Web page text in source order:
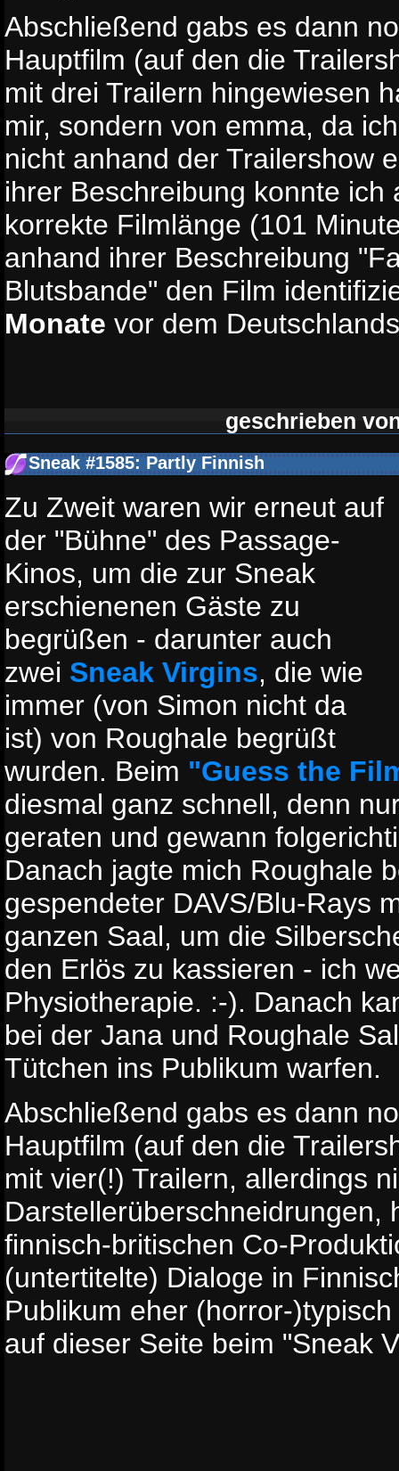
Abschließend gabs es dann
Hauptfilm (auf den die
mit drei Trailern hingewiesen
mir, sondern von emma, da
nicht anhand der Trailershow
ihrer Beschreibung konnte ich
korrekte Filmlänge (101
anhand ihrer Beschreibung
Blutsbande" den Film
Monate vor dem
geschrieben
Sneak #1585: Partly Finnish
Zu Zweit waren wir erneut auf
der "Bühne" des Passage-
Kinos, um die zur Sneak
erschienenen Gäste zu
begrüßen - darunter auch
zwei Sneak Virgins, die wie
immer (von Simon nicht da
ist) von Roughale begrüßt
wurden. Beim "Guess the
diesmal ganz schnell, denn
geraten und gewann
Danach jagte mich Roughale
gespendeter DAVS/Blu-Rays
ganzen Saal, um die
den Erlös zu kassieren - ich
Physiotherapie. :-). Danach
bei der Jana und Roughale
Tütchen ins Publikum warfen.
Abschließend gabs es dann
Hauptfilm (auf den die
mit vier(!) Trailern, allerdings
Darstellerüberschneidrungen,
finnisch-britischen Co-
(untertitelte) Dialoge in
Publikum eher (horror-
auf dieser Seite beim "Sneak